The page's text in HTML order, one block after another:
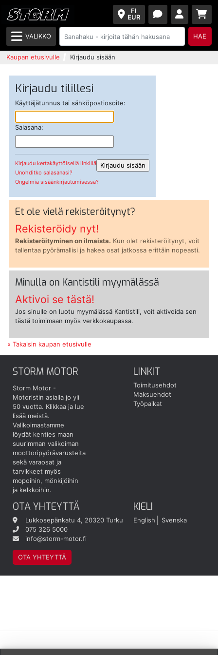
FI
EUR
VALIKKO HAE
Kaupan etusivulle Kirjaudu sisään
Kirjaudu tilillesi
Käyttäjätunnus tai sähköpostiosoite:
Salasana:
Kirjaudu kertakäyttöisellä linkillä
Unohditko salasanasi?
Ongelmia sisäänkirjautumisessa?
Et ole vielä rekisteröitynyt?
Rekisteröidy nyt!
Rekisteröityminen on ilmaista. Kun olet rekisteröitynyt, voit
tallentaa pyörämallisi ja hakea osat jatkossa erittäin nopeasti.
Minulla on Kantistili myymälässä
Aktivoi se tästä!
Jos sinulle on luotu myymälässä Kantistili, voit aktivoida sen
tästä toimimaan myös verkkokaupassa.
« Takaisin kaupan etusivulle
STORM MOTOR
Storm Motor -
Motoristin asialla jo yli
50 vuotta. Klikkaa ja lue
lisää meistä.
Valikoimastamme
löydät kenties maan
suurimman valikoiman
moottoripyörävarusteita
sekä varaosat ja
tarvikkeet myös
mopoihin, mönkijöihin
ja kelkkoihin.
LINKIT
Toimitusehdot
Maksuehdot
Työpaikat
OTA YHTEYTTÄ
Lukkosepänkatu 4, 20320 Turku
075 326 5000
info@storm-motor.fi
OTA YHTEYTTÄ
KIELI
English Svenska